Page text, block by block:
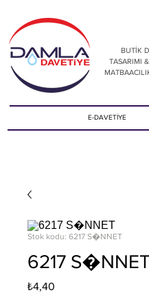
BUTİK
TASARIMI
E-DAVETİYE
Stok kodu: 6217 S�NNET
6217 S�NNET
₺4,40